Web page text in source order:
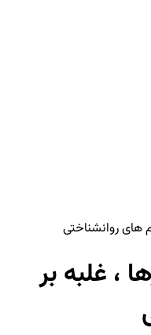
های روانشناختی
، غلبه بر